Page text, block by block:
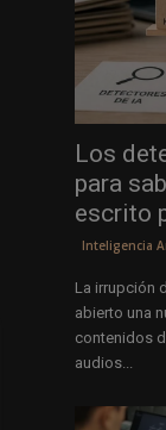
Los
para
escrito
Inteligencia
La irrupción
abierto una
contenidos
audios...